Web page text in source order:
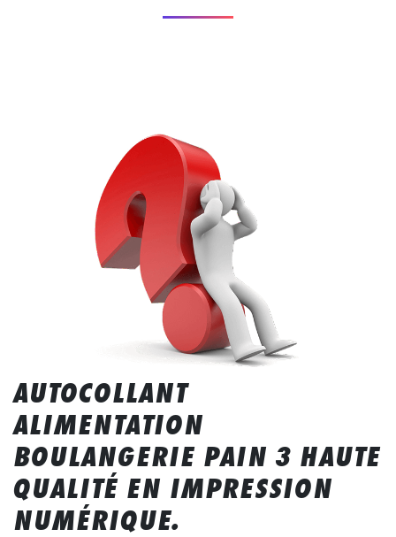
AUTOCOLLANT
ALIMENTATION
BOULANGERIE PAIN 3 HAUTE
QUALITÉ EN IMPRESSION
NUMÉRIQUE.